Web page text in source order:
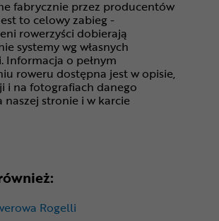
fabrycznie przez producentów
to celowy zabieg -
rowerzyści dobierają
systemy wg własnych
Informacja o pełnym
roweru dostępna jest w opisie,
i na fotografiach danego
naszej stronie i w karcie
Rogelli